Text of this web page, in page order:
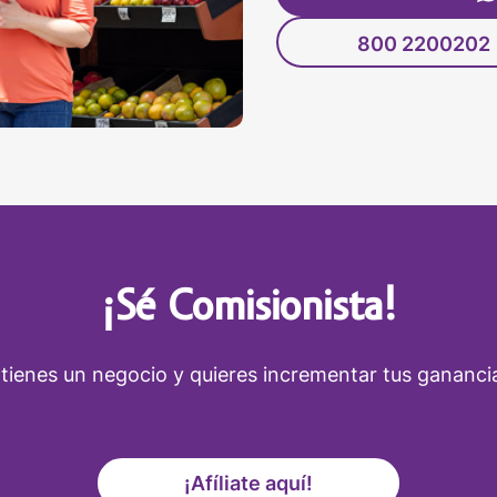
800 2200202
¡Sé Comisionista!
un negocio y quieres incrementar tus
¡Afíliate aquí!